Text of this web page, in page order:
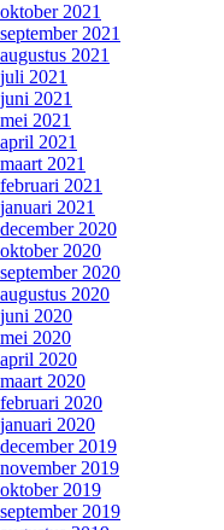
oktober 2021
september 2021
augustus 2021
juli 2021
juni 2021
mei 2021
april 2021
maart 2021
februari 2021
januari 2021
december 2020
oktober 2020
september 2020
augustus 2020
juni 2020
mei 2020
april 2020
maart 2020
februari 2020
januari 2020
december 2019
november 2019
oktober 2019
september 2019